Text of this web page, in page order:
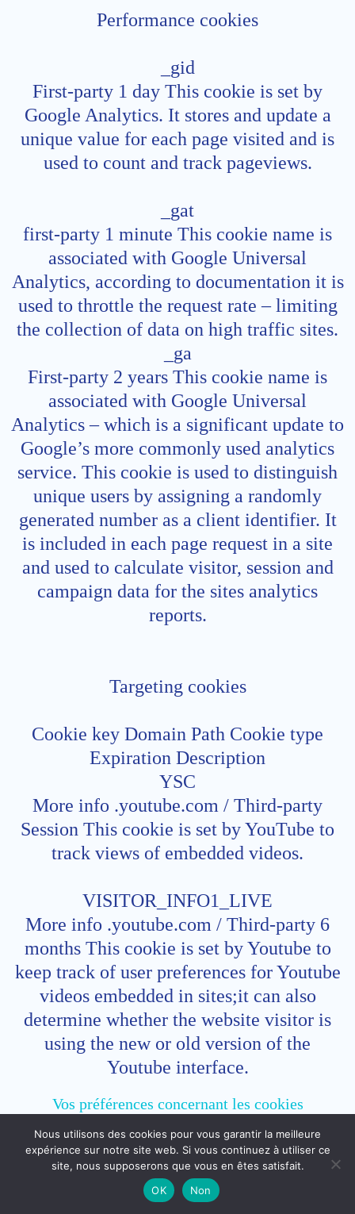
Performance cookies
_gid
First-party 1 day This cookie is set by
Google Analytics. It stores and update a
unique value for each page visited and is
used to count and track pageviews.
_gat
first-party 1 minute This cookie name is
associated with Google Universal
Analytics, according to documentation it is
used to throttle the request rate – limiting
the collection of data on high traffic sites.
_ga
First-party 2 years This cookie name is
associated with Google Universal
Analytics – which is a significant update to
Google’s more commonly used analytics
service. This cookie is used to distinguish
unique users by assigning a randomly
generated number as a client identifier. It
is included in each page request in a site
and used to calculate visitor, session and
campaign data for the sites analytics
reports.
Targeting cookies
Cookie key Domain Path Cookie type
Expiration Description
YSC
More info .youtube.com / Third-party
Session This cookie is set by YouTube to
track views of embedded videos.
VISITOR_INFO1_LIVE
More info .youtube.com / Third-party 6
months This cookie is set by Youtube to
keep track of user preferences for Youtube
videos embedded in sites;it can also
determine whether the website visitor is
using the new or old version of the
Youtube interface.
Vos préférences concernant les cookies
Quand vous arrivez pour la première fois
sur le site, un bandeau cookie vous propose
Nous utilisons des cookies pour vous garantir la meilleure
expérience sur notre site web. Si vous continuez à utiliser ce
site, nous supposerons que vous en êtes satisfait.
OK
Non